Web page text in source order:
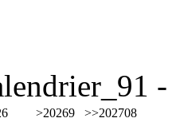
>20269 >>202708